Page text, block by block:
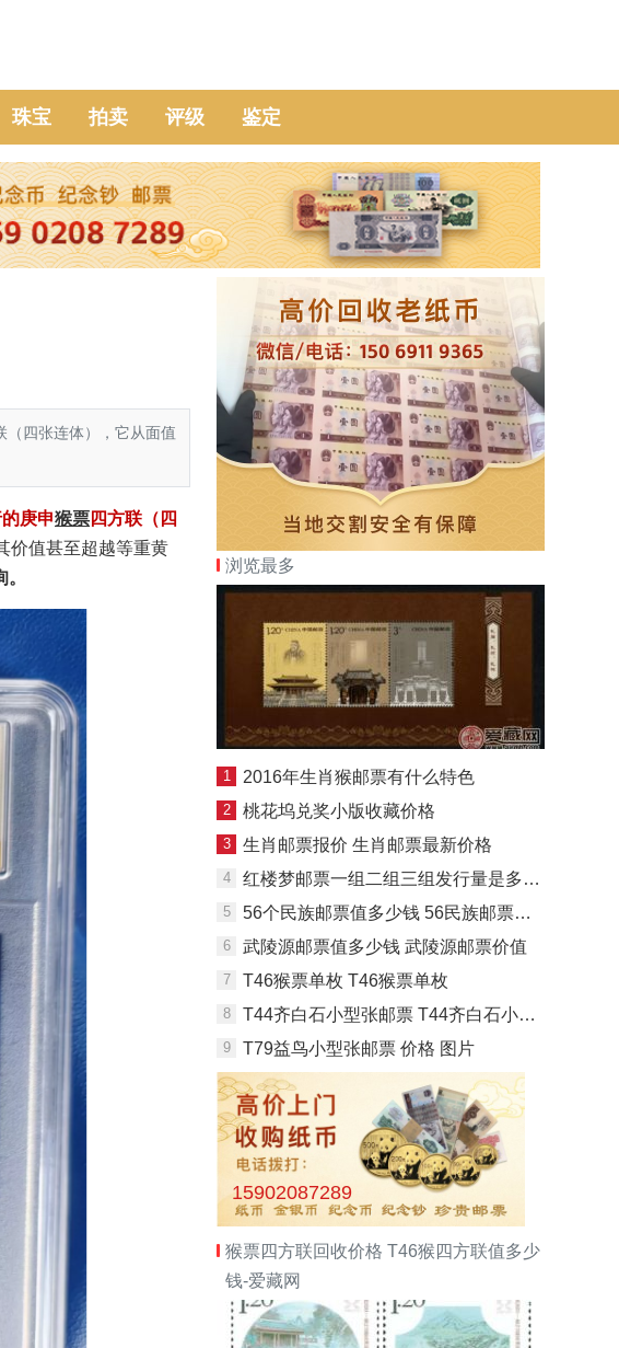
珠宝 拍卖 评级 鉴定
四张连体），它从面值
庚申猴票四方联（四
价值甚至超越等重黄
浏览最多
1 2016年生肖猴邮票有什么特色
2 桃花坞兑奖小版收藏价格
3 生肖邮票报价 生肖邮票最新价格
4 红楼梦邮票一组二组三组发行量是多少 红楼梦邮票高清大图欣赏
5 56个民族邮票值多少钱 56民族邮票现在价格
6 武陵源邮票值多少钱 武陵源邮票价值
7 T46猴票单枚 T46猴票单枚
8 T44齐白石小型张邮票 T44齐白石小型张有收藏价值吗
9 T79益鸟小型张邮票 价格 图片
15902087289
猴票四方联回收价格 T46猴四方联值多少
钱-爱藏网